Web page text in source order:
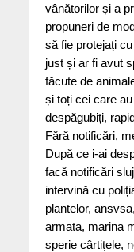
vânătorilor și a
propuneri de
să fie protejați
just și ar fi avut
făcute de
și toți cei care
despăgubiți,
Fără notificări,
După ce i-ai
facă notificări
intervină cu
plantelor,
armata, marina
sperie cârtițele,